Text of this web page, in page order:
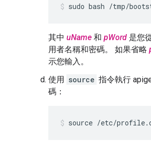
sudo bash /tmp/
其中 uName 和 pWord 是您
用者名稱和密碼。 如果省略
示您輸入。
使用 source 指令執行
碼：
source /etc/